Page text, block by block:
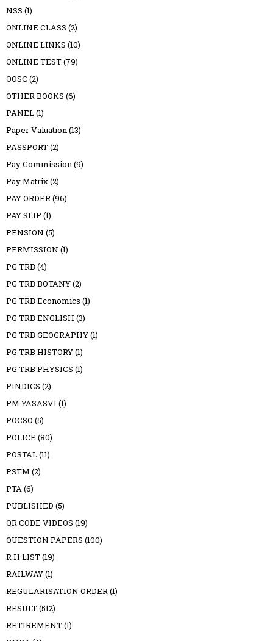
NSS (1)
ONLINE CLASS (2)
ONLINE LINKS (10)
ONLINE TEST(79)
OOSC (2)
OTHER BOOKS (6)
PANEL(1)
Paper Valuation(13)
PASSPORT(2)
Pay Commission(9)
Pay Matrix(2)
PAY ORDER(96)
PAY SLIP (1)
PENSION (5)
PERMISSION (1)
PG TRB (4)
PG TRB BOTANY(2)
PG TRB Economics (1)
PG TRB ENGLISH (3)
PG TRB GEOGRAPHY(1)
PG TRB HISTORY(1)
PG TRB PHYSICS (1)
PINDICS (2)
PM YASASVI (1)
POCSO (5)
POLICE (80)
POSTAL(11)
PSTM (2)
PTA(6)
PUBLISHED (5)
QR CODE VIDEOS (19)
QUESTION PAPERS (100)
R H LIST(19)
RAILWAY(1)
REGULARISATION ORDER(1)
RESULT(512)
RETIREMENT(1)